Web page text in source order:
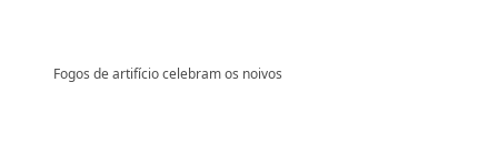
Fogos de artifício celebram os noivos